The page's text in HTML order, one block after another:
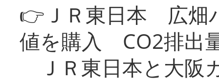
👉ＪＲ東日本 広畑
値を購入 CO2排出
ＪＲ東日本と大阪